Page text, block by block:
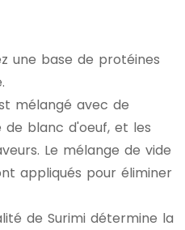
une base de protéines
mélangé avec de
de blanc d'oeuf, et les
Le mélange de vide
appliqués pour éliminer
de Surimi détermine la